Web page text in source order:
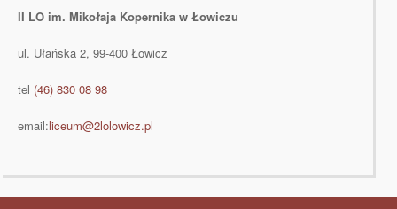
II LO im. Mikołaja Kopernika w Łowiczu
ul. Ułańska 2, 99-400 Łowicz
tel (46) 830 08 98
email:liceum@2lolowicz.pl